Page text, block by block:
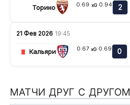
Торино 0.69 xG 0.94 2
21 Фев 2026 19:45
Кальяри 0.67 xG 0.69 0
МАТЧИ ДРУГ С ДРУГОМ